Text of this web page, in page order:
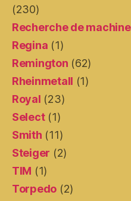
(230)
Recherche de machine
Regina (1)
Remington (62)
Rheinmetall (1)
Royal (23)
Select(1)
Smith (11)
Steiger (2)
TIM (1)
Torpedo (2)